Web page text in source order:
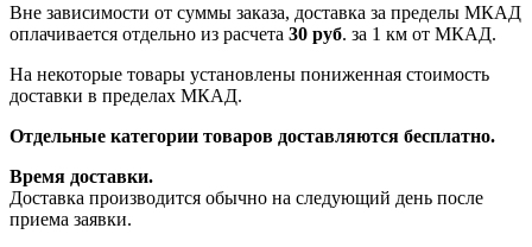
Вне зависимости от суммы заказа, доставка за пределы МКАД
оплачивается отдельно из расчета 30 руб. за 1 км от МКАД.
На некоторые товары установлены пониженная стоимость
доставки в пределах МКАД.
Отдельные категории товаров доставляются бесплатно.
Время доставки.
Доставка производится обычно на следующий день после
приема заявки.